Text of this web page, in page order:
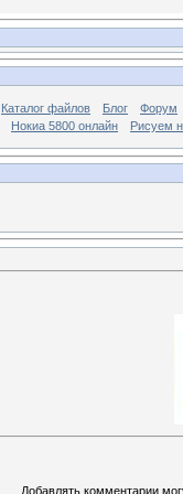
Каталог файлов Блог
Форум
Нокиа 5800 онлайн Рисуем
Добавлять комментарии